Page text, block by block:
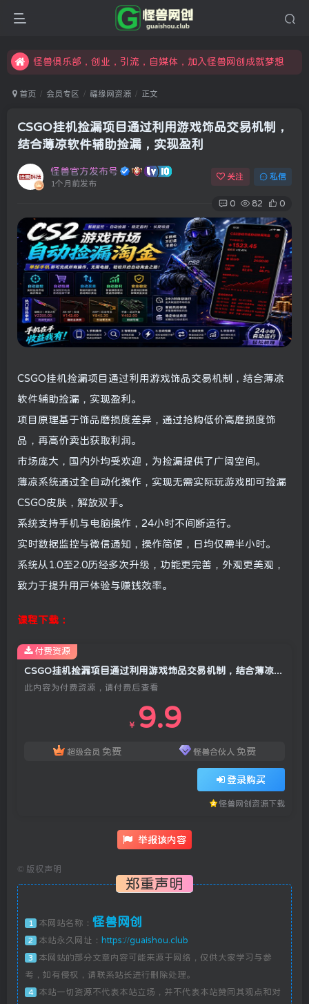
限时开通会员更享折扣，超高返佣
怪兽俱乐部，创业，引流，自媒体，加入怪兽网创成就梦想
首页 会员专区 福缘网资源 正文
CSGO挂机捡漏项目通过利用游戏饰品交易机制，
结合薄凉软件辅助捡漏，实现盈利
怪兽官方发布号
1个月前发布
关注 私信
0 82 0
CSGO挂机捡漏项目通过利用游戏饰品交易机制，结合薄凉
软件辅助捡漏，实现盈利。
项目原理基于饰品磨损度差异，通过抢购低价高磨损度饰
品，再高价卖出获取利润。
市场庞大，国内外均受欢迎，为捡漏提供了广阔空间。
薄凉系统通过全自动化操作，实现无需实际玩游戏即可捡漏
CSGO皮肤，解放双手。
系统支持手机与电脑操作，24小时不间断运行。
实时数据监控与微信通知，操作简便，日均仅需半小时。
系统从1.0至2.0历经多次升级，功能更完善，外观更美观，
致力于提升用户体验与赚钱效率。
课程下载：
此内容为付费资源，请付费后查看
￥ 9.9
超级会员 免费 怪兽合伙人 免费
登录购买
怪兽网创资源下载
付费资源
举报该内容
© 版权声明
郑重声明
1 本网站名称： 怪兽网创
2 本站永久网址： https://guaishou.club
3
本网站的部分文章内容可能来源于网络，仅供大家学习与参
考，如有侵权，请联系站长进行删除处理。
4
本站一切资源不代表本站立场，并不代表本站赞同其观点和对